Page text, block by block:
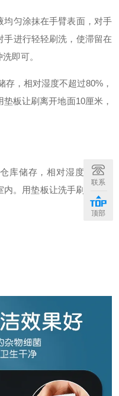
均匀涂抹在手臂表面，对手
进行轻轻刷洗，使滞留在
即可。
存，相对湿度不超过80%，
板让刷离开地面10厘米，
库储存，相对湿度不超过
。用垫板让洗手刷离开地
联系
顶部